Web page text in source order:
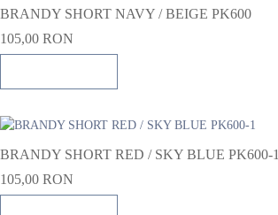
BRANDY SHORT NAVY / BEIGE PK600
105,00 RON
BRANDY SHORT RED / SKY BLUE PK600-1
105,00 RON